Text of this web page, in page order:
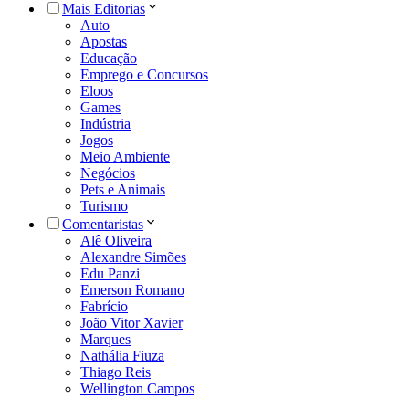
Mais Editorias
Auto
Apostas
Educação
Emprego e Concursos
Eloos
Games
Indústria
Jogos
Meio Ambiente
Negócios
Pets e Animais
Turismo
Comentaristas
Alê Oliveira
Alexandre Simões
Edu Panzi
Emerson Romano
Fabrício
João Vitor Xavier
Marques
Nathália Fiuza
Thiago Reis
Wellington Campos